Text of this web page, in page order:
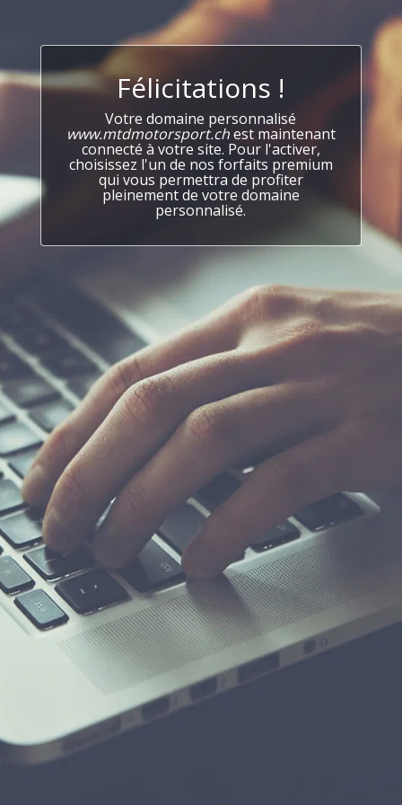
Félicitations !
Votre domaine personnalisé
www.mtdmotorsport.chest maintenant
connecté à votre site. Pour l'activer,
choisissez l'un de nos forfaits premium
qui vous permettra de profiter
pleinement de votre domaine
personnalisé.